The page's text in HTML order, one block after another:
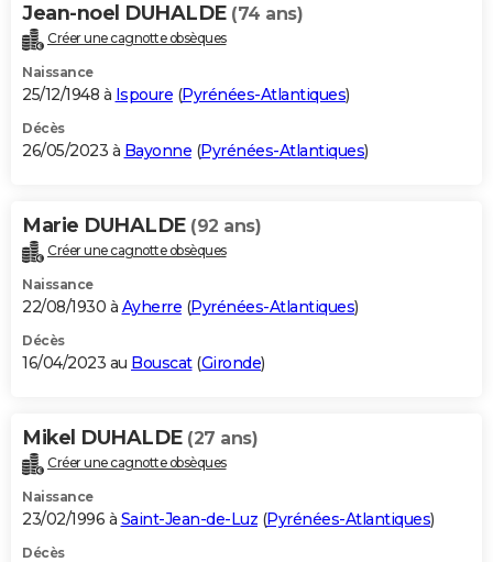
Jean-noel DUHALDE (74 ans)
Créer une cagnotte obsèques
Naissance
25/12/1948 à Ispoure (Pyrénées-Atlantiques)
Décès
26/05/2023 à Bayonne (Pyrénées-Atlantiques)
Marie DUHALDE (92 ans)
Créer une cagnotte obsèques
Naissance
22/08/1930 à Ayherre (Pyrénées-Atlantiques)
Décès
16/04/2023 au Bouscat(Gironde)
Mikel DUHALDE (27 ans)
Créer une cagnotte obsèques
Naissance
23/02/1996 à Saint-Jean-de-Luz (Pyrénées-Atlantiques)
Décès